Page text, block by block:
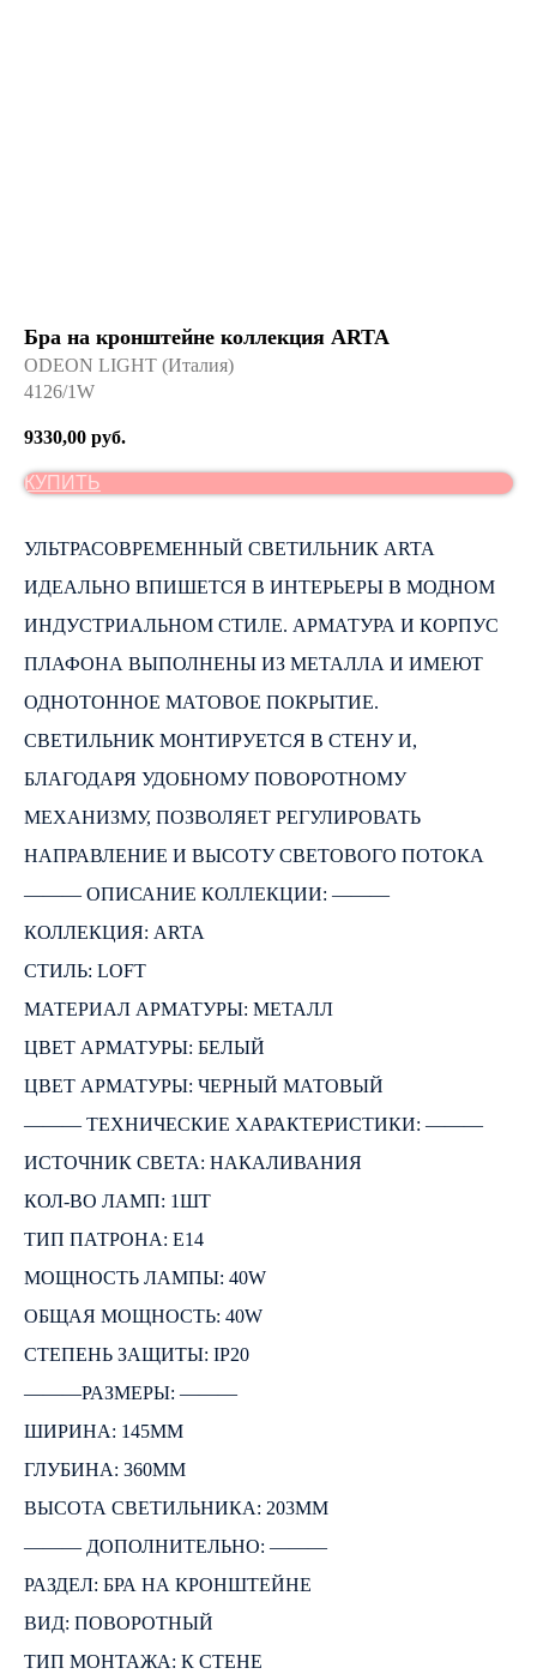
Бра на кронштейне коллекция ARTA
ODEON LIGHT (Италия)
4126/1W
9330,00 руб.
КУПИТЬ
УЛЬТРАСОВРЕМЕННЫЙ СВЕТИЛЬНИК ARTA
ИДЕАЛЬНО ВПИШЕТСЯ В ИНТЕРЬЕРЫ В МОДНОМ
ИНДУСТРИАЛЬНОМ СТИЛЕ. АРМАТУРА И КОРПУС
ПЛАФОНА ВЫПОЛНЕНЫ ИЗ МЕТАЛЛА И ИМЕЮТ
ОДНОТОННОЕ МАТОВОЕ ПОКРЫТИЕ.
СВЕТИЛЬНИК МОНТИРУЕТСЯ В СТЕНУ И,
БЛАГОДАРЯ УДОБНОМУ ПОВОРОТНОМУ
МЕХАНИЗМУ, ПОЗВОЛЯЕТ РЕГУЛИРОВАТЬ
НАПРАВЛЕНИЕ И ВЫСОТУ СВЕТОВОГО ПОТОКА
――― ОПИСАНИЕ КОЛЛЕКЦИИ: ―――
КОЛЛЕКЦИЯ: ARTA
СТИЛЬ: LOFT
МАТЕРИАЛ АРМАТУРЫ: МЕТАЛЛ
ЦВЕТ АРМАТУРЫ: БЕЛЫЙ
ЦВЕТ АРМАТУРЫ: ЧЕРНЫЙ МАТОВЫЙ
――― ТЕХНИЧЕСКИЕ ХАРАКТЕРИСТИКИ: ―――
ИСТОЧНИК СВЕТА: НАКАЛИВАНИЯ
КОЛ-ВО ЛАМП: 1ШТ
ТИП ПАТРОНА: E14
МОЩНОСТЬ ЛАМПЫ: 40W
ОБЩАЯ МОЩНОСТЬ: 40W
СТЕПЕНЬ ЗАЩИТЫ: IP20
―――РАЗМЕРЫ: ―――
ШИРИНА: 145ММ
ГЛУБИНА: 360ММ
ВЫСОТА СВЕТИЛЬНИКА: 203ММ
――― ДОПОЛНИТЕЛЬНО: ―――
РАЗДЕЛ: БРА НА КРОНШТЕЙНЕ
ВИД: ПОВОРОТНЫЙ
ТИП МОНТАЖА: К СТЕНЕ